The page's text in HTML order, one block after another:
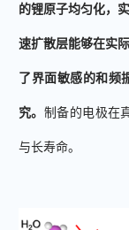
的锂原子均匀化，
速扩散层能够在实
了界面敏感的和频
究。 制备的电极在
与长寿命。